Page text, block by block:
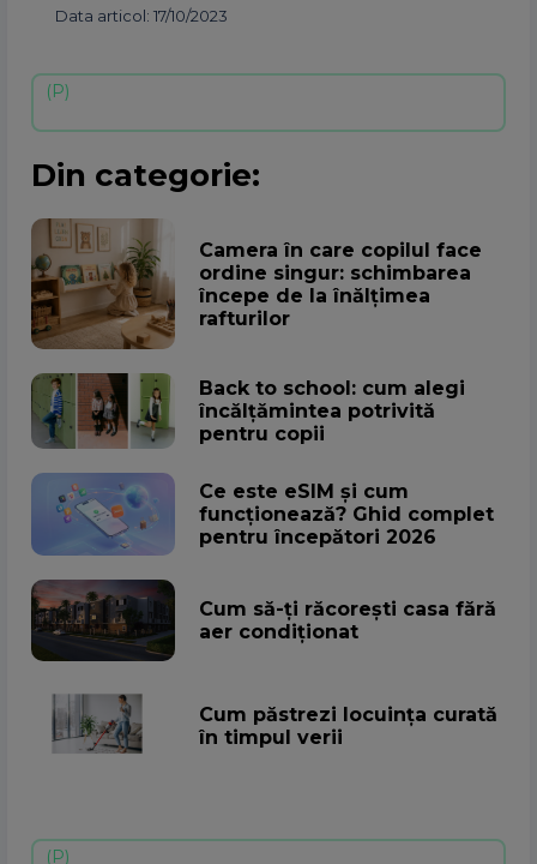
Data articol: 17/10/2023
Din categorie:
Camera în care copilul face
ordine singur: schimbarea
începe de la înălțimea
rafturilor
Back to school: cum alegi
încălțămintea potrivită
pentru copii
Ce este eSIM și cum
funcționează? Ghid complet
pentru începători 2026
Cum să-ţi răcoreşti casa fără
aer condiţionat
Cum păstrezi locuința curată
în timpul verii